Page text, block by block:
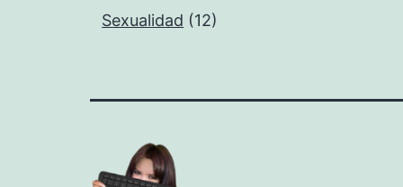
Sexualidad (12)